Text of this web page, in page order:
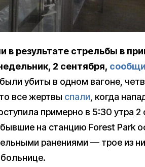
в результате стрельбы в
2 сентября,
убиты в одном вагоне,
все жертвы спали, когда
примерно в 5:30 утра
на станцию Forest Park
ранениями — трое из